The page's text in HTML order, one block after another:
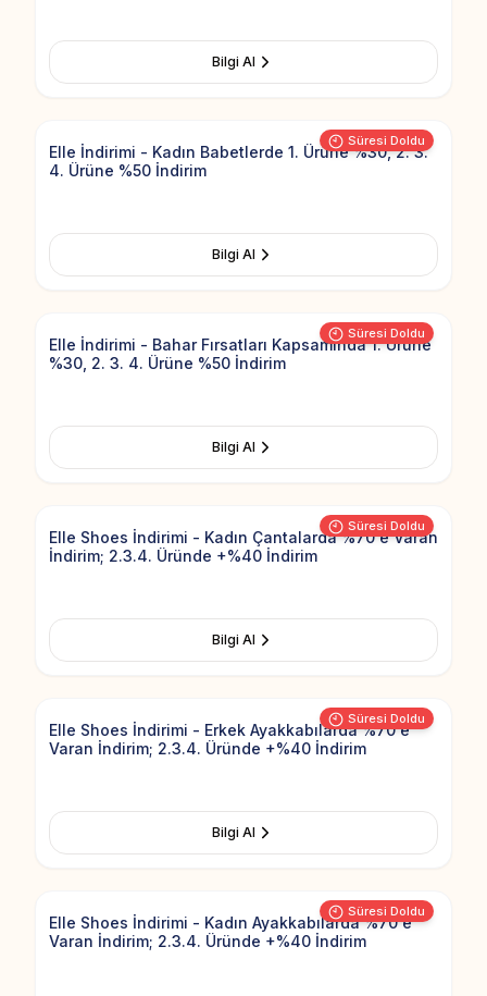
Bilgi Al
Süresi Doldu
Add to
Elle İndirimi - Kadın Babetlerde 1. Ürüne %30, 2. 3.
4. Ürüne %50 İndirim
Bilgi Al
Süresi Doldu
Add to
Elle İndirimi - Bahar Fırsatları Kapsamında 1. Ürüne
%30, 2. 3. 4. Ürüne %50 İndirim
Bilgi Al
Süresi Doldu
Add to
Elle Shoes İndirimi - Kadın Çantalarda %70'e Varan
İndirim; 2.3.4. Üründe +%40 İndirim
Bilgi Al
Süresi Doldu
Add to
Elle Shoes İndirimi - Erkek Ayakkabılarda %70'e
Varan İndirim; 2.3.4. Üründe +%40 İndirim
Bilgi Al
Süresi Doldu
Add to
Elle Shoes İndirimi - Kadın Ayakkabılarda %70'e
Varan İndirim; 2.3.4. Üründe +%40 İndirim